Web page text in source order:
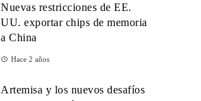
Nuevas restricciones de EE.
UU. exportar chips de memoria
a China
Hace 2 años
Artemisa y los nuevos desafíos